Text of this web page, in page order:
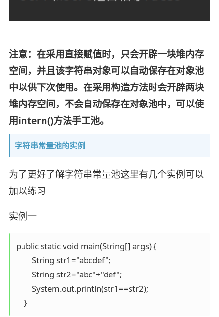
注意：在采用直接赋值时，只会开辟一块堆内存
空间，并且该字符串对象可以自动保存在对象池
中以供下次使用。在采用构造方法时会开辟两块
堆内存空间，不会自动保存在对象池中，可以使
用intern()方法手工池。
字符串常量池的实例
为了更好了解字符串常量池这里有几个实例可以
加以练习
实例一
public static void main(String[] args) {
        String str1="abcdef";
        String str2="abc"+"def";
        System.out.println(str1==str2);
    }